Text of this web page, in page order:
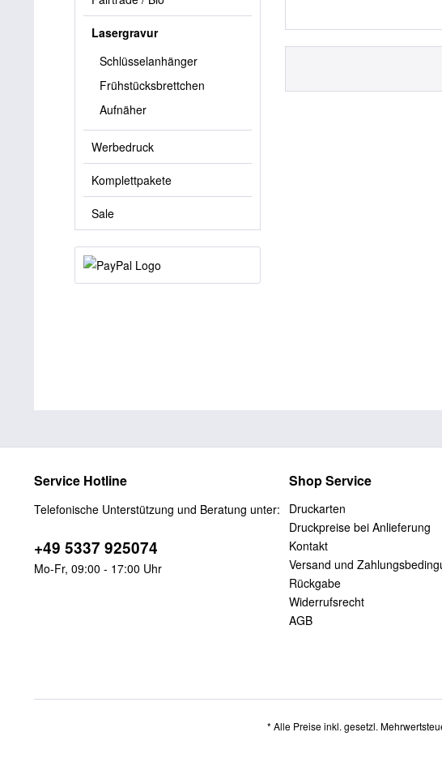
Lasergravur
Schlüsselanhänger
Frühstücksbrettchen
Aufnäher
Werbedruck
Komplettpakete
Sale
Service Hotline
Telefonische Unterstützung und Beratung unter:
+49 5337 925074
Mo-Fr, 09:00 - 17:00 Uhr
Shop Service
Druckarten
Druckpreise bei Anlieferung
Kontakt
Versand und
Rückgabe
Widerrufsrecht
AGB
* Alle Preise inkl. gesetzl.